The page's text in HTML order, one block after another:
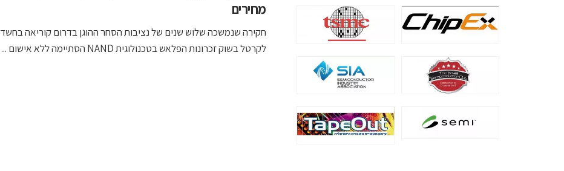
מחירים
חקירה שנמשכה שלוש שנים של נציבות הסחר ההוגן בדרום קוריאה בחשד
לקרטל בשוק זכרונות הפלאש בטכנולוגית NAND הסתיימה ללא אישום ...